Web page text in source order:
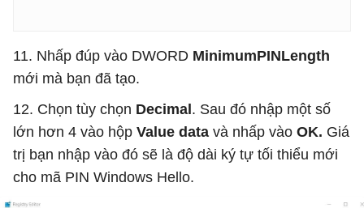
11. Nhấp đúp vào DWORD MinimumPINLength
mới mà bạn đã tạo.
12. Chọn tùy chọn Decimal. Sau đó nhập một số
lớn hơn 4 vào hộp Value data và nhấp vào OK. Giá
trị bạn nhập vào đó sẽ là độ dài ký tự tối thiểu mới
cho mã PIN Windows Hello.